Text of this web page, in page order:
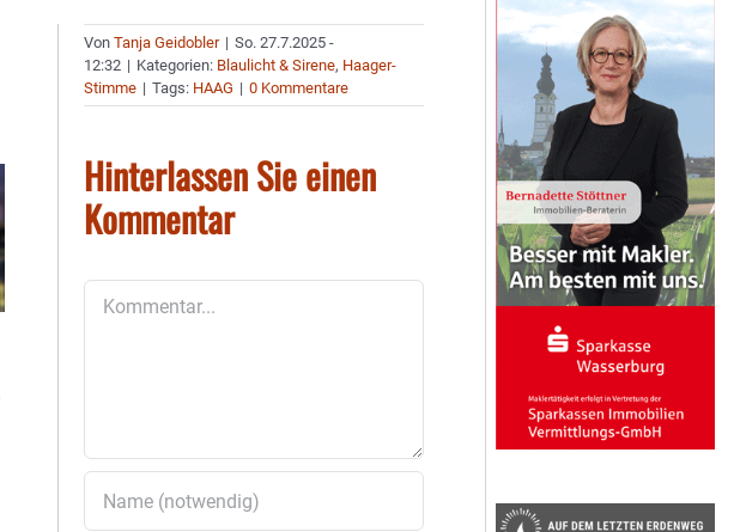
VonTanja Geidobler | So. 27.7.2025 -
12:32 | Kategorien: Blaulicht & Sirene, Haager-
Stimme | Tags: HAAG | 0 Kommentare
Hinterlassen Sie einen
Kommentar